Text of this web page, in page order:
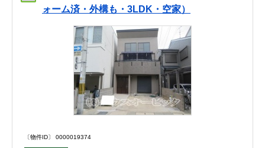
ォーム済・外構も・3LDK・空家）
〔物件ID〕 0000019374